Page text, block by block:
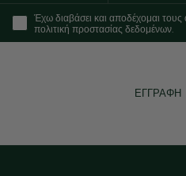
Έχω διαβάσει και αποδέχομαι
πολιτική προστασίας δεδομένων.
ΕΓΓΡΑΦΗ